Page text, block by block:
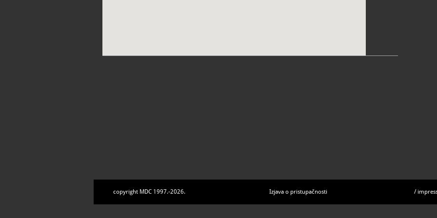
copyright MDC 1997.-2026. Izjava o pristupačnosti /